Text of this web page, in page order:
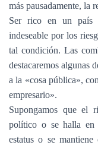
más pausadamente, la
Ser rico en un país
indeseable por los
tal condición. Las
destacaremos algunas
a la «cosa pública»,
empresario».
Supongamos que el
político o se halla en
estatus o se